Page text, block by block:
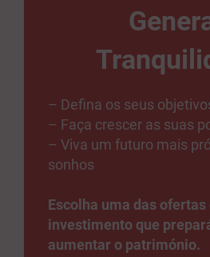
– Defina os seus
– Faça crescer as suas
– Viva um futuro mais
sonhos
Escolha uma das ofertas
investimento que
aumentar o património.